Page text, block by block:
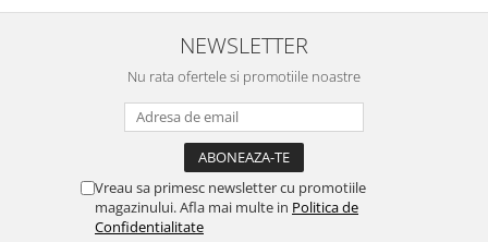
NEWSLETTER
Nu rata ofertele si promotiile noastre
Vreau sa primesc newsletter cu promotiile
magazinului. Afla mai multe in Politica de
Confidentialitate